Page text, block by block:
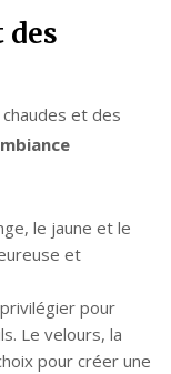
des
et des
le jaune et le
et
pour
Le velours, la
pour créer une